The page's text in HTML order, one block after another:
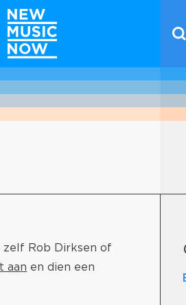
Rob Dirksen of
aan en dien een